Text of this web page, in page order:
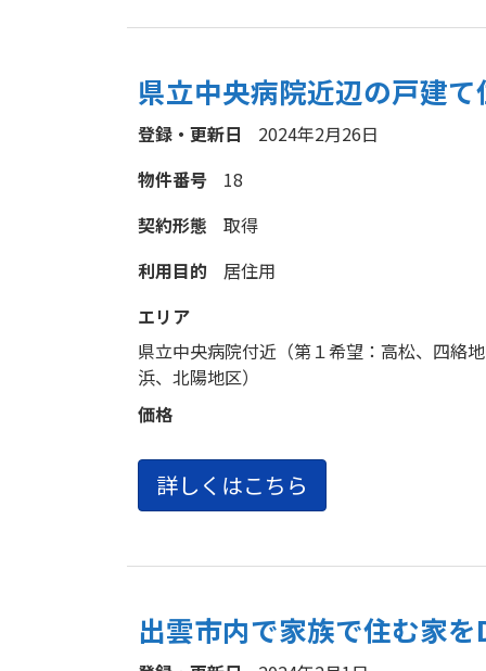
県立中央病院近辺の戸建
登録・更新日
2024年2月26日
物件番号
18
契約形態
取得
利用目的
居住用
エリア
県立中央病院付近（第１希望：高松、四
浜、北陽地区）
価格
詳しくはこちら
出雲市内で家族で住む家